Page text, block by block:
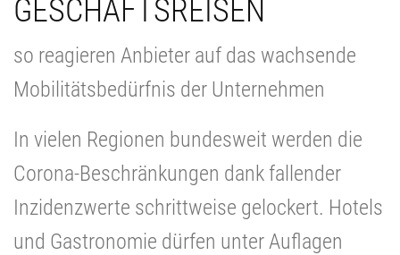
GESCHÄFTSREISEN
so reagieren Anbieter auf das wachsende
Mobilitätsbedürfnis der Unternehmen
In vielen Regionen bundesweit werden die
Corona-Beschränkungen dank fallender
Inzidenzwerte schrittweise gelockert. Hotels
und Gastronomie dürfen unter Auflagen